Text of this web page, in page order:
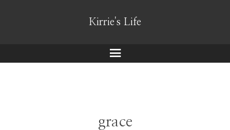
Kirrie's Life
메
grace